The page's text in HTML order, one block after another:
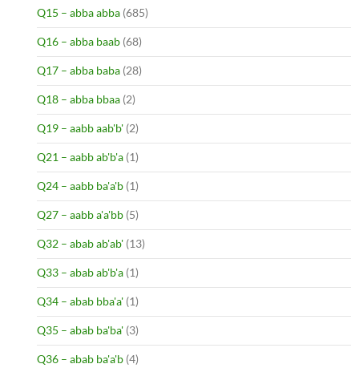
Q15 – abba abba (685)
Q16 – abba baab (68)
Q17 – abba baba (28)
Q18 – abba bbaa (2)
Q19 – aabb aab'b' (2)
Q21 – aabb ab'b'a (1)
Q24 – aabb ba'a'b (1)
Q27 – aabb a'a'bb (5)
Q32 – abab ab'ab' (13)
Q33 – abab ab'b'a (1)
Q34 – abab bba'a' (1)
Q35 – abab ba'ba' (3)
Q36 – abab ba'a'b (4)